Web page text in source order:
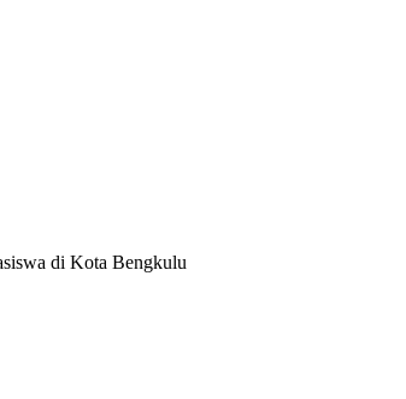
di Kota Bengkulu